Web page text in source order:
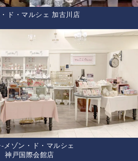
・ド・マルシェ 加古川店
メゾン・ド・マルシェ
神戸国際会館店